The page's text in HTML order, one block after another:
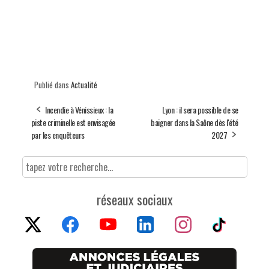
Publié dans Actualité
Incendie à Vénissieux : la
piste criminelle est envisagée
par les enquêteurs
Lyon : il sera possible de se
baigner dans la Saône dès l'été
2027
réseaux sociaux